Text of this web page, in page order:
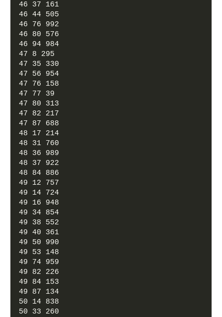
46 37 161
46 44 505
46 76 992
46 80 576
46 94 984
47 8 295
47 35 330
47 56 954
47 76 158
47 77 39
47 80 313
47 82 217
47 87 688
48 17 214
48 31 760
48 36 989
48 37 922
48 84 886
49 12 757
49 14 724
49 16 948
49 34 854
49 38 552
49 40 361
49 50 990
49 53 148
49 74 959
49 82 226
49 84 153
49 87 134
50 14 838
50 33 260